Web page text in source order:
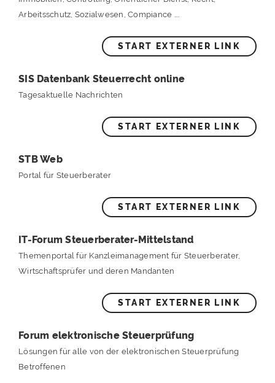
Arbeitsschutz, Sozialwesen, Compiance ....
START EXTERNER LINK
SIS Datenbank Steuerrecht online
Tagesaktuelle Nachrichten
START EXTERNER LINK
STB Web
Portal für Steuerberater
START EXTERNER LINK
IT-Forum Steuerberater-Mittelstand
Themenportal für Kanzleimanagement für Steuerberater,
Wirtschaftsprüfer und deren Mandanten
START EXTERNER LINK
Forum elektronische Steuerprüfung
Lösungen für alle von der elektronischen Steuerprüfung
Betroffenen